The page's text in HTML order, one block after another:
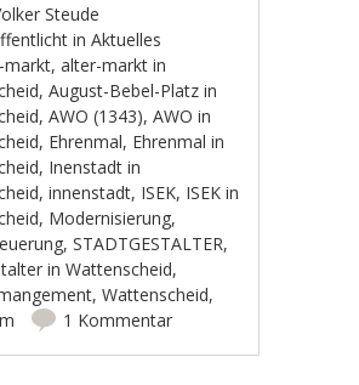
Steude
inAktuelles
markt,alter-markt in
,August-Bebel-Platz in
,AWO (1343),AWO in
, Ehrenmal, Ehrenmal in
, Inenstadt in
,innenstadt, ISEK, ISEK in
, Modernisierung,
,STADTGESTALTER,
in Wattenscheid,
,Wattenscheid,
1 Kommentar